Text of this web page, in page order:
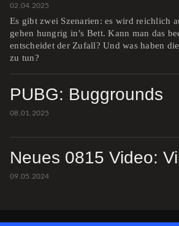
02.04.2025
Es gibt zwei Szenarien: es wird reichlich
gehen hungrig in’s Bett. Kann man das
entscheidet der Zufall? Und was haben
zu tun?
PUBG: Buggrounds
08.01.2025
Neues 0815 Video:
09.05.2024